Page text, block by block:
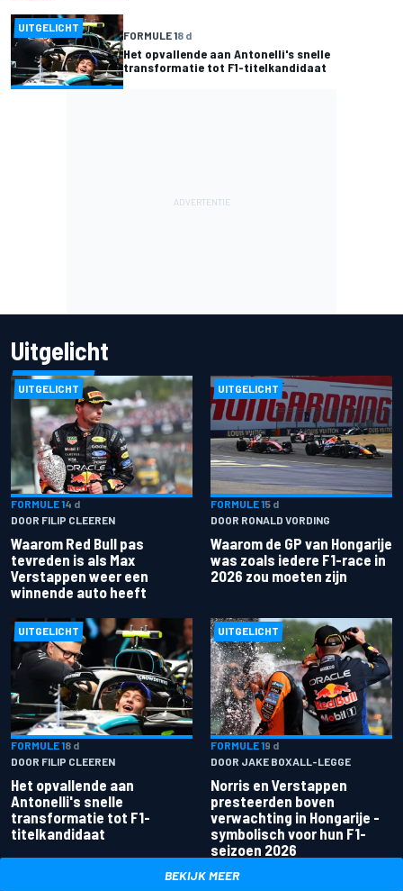
UITGELICHT
FORMULE 18 d
Het opvallende aan Antonelli's snelle
transformatie tot F1-titelkandidaat
Uitgelicht
UITGELICHT
FORMULE 14 d
DOOR FILIP CLEEREN
Waarom Red Bull pas
tevreden is als Max
Verstappen weer een
winnende auto heeft
UITGELICHT
FORMULE 15 d
DOOR RONALD VORDING
Waarom de GP van Hongarije
was zoals iedere F1-race in
2026 zou moeten zijn
UITGELICHT
FORMULE 18 d
DOOR FILIP CLEEREN
Het opvallende aan
Antonelli's snelle
transformatie tot F1-
titelkandidaat
UITGELICHT
FORMULE 19 d
DOOR JAKE BOXALL-LEGGE
Norris en Verstappen
presteerden boven
verwachting in Hongarije -
symbolisch voor hun F1-
seizoen 2026
BEKIJK MEER